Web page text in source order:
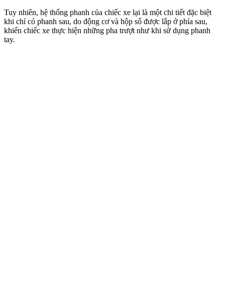
Tuy nhiên, hệ thống phanh của chiếc xe lại là một chi tiết đặc biệt
khi chỉ có phanh sau, do động cơ và hộp số được lắp ở phía sau,
khiến chiếc xe thực hiện những pha trượt như khi sử dụng phanh
tay.